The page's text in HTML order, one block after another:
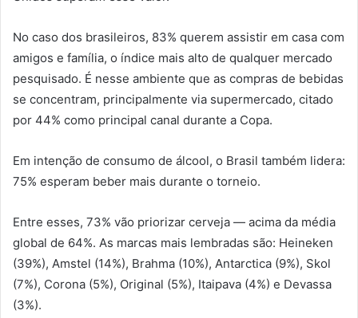
No caso dos brasileiros, 83% querem assistir em casa com
amigos e família, o índice mais alto de qualquer mercado
pesquisado. É nesse ambiente que as compras de bebidas
se concentram, principalmente via supermercado, citado
por 44% como principal canal durante a Copa.
Em intenção de consumo de álcool, o Brasil também lidera:
75% esperam beber mais durante o torneio.
Entre esses, 73% vão priorizar cerveja — acima da média
global de 64%. As marcas mais lembradas são: Heineken
(39%), Amstel (14%), Brahma (10%), Antarctica (9%), Skol
(7%), Corona (5%), Original (5%), Itaipava (4%) e Devassa
(3%).